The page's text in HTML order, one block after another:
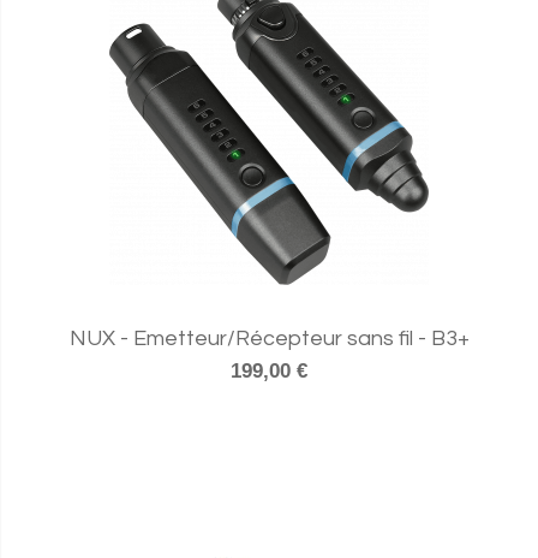
NUX - Emetteur/Récepteur sans fil - B3+
199,00 €